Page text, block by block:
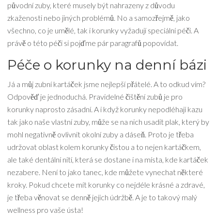
původní zuby, které musely být nahrazeny z důvodu
zkaženosti nebo jiných problémů. No a samozřejmě, jako
všechno, co je umělé, tak i korunky vyžadují speciální péči. A
právě o této péči si pojďme pár paragrafů popovídat.
Péče o korunky na denní bázi
Já a můj zubní kartáček jsme nejlepší přátelé. A to odkud vím?
Odpověď je jednoduchá. Pravidelné čištění zubů je pro
korunky naprosto zásadní. A i když korunky nepodléhají kazu
tak jako naše vlastní zuby, může se na nich usadit plak, který by
mohl negativně ovlivnit okolní zuby a dáseň. Proto je třeba
udržovat oblast kolem korunky čistou a to nejen kartáčkem,
ale také dentální nití, která se dostane i na místa, kde kartáček
nezabere. Není to jako tanec, kde můžete vynechat některé
kroky. Pokud chcete mít korunky co nejdéle krásné a zdravé,
je třeba věnovat se denně jejich údržbě. A je to takový malý
wellness pro vaše ústa!